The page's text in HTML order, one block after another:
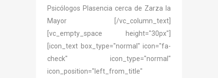
Psicólogos Plasencia cerca de Zarza la
Mayor [/vc_column_text]
[vc_empty_space height="30px"]
[icon_text box_type="normal" icon="fa-
check" icon_type="normal"
icon_position="left_from_title"